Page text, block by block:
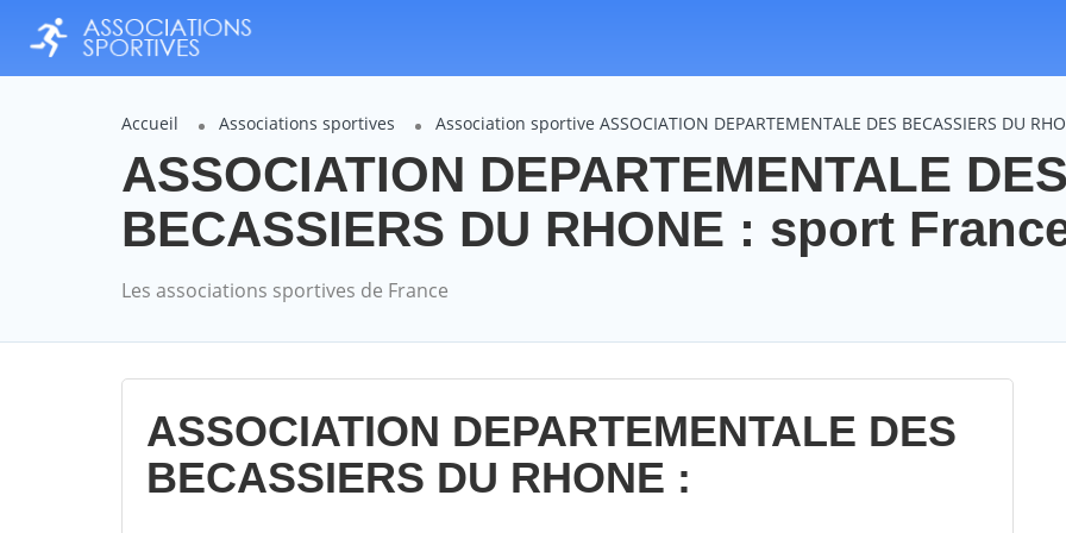
Accueil Associations sportives Association sportive ASSOCIATION DEPARTEMENTALE DES BECASSIERS DU
ASSOCIATION DEPARTEMENTALE DES
BECASSIERS DU RHONE : sport
Les associations sportives de France
ASSOCIATION DEPARTEMENTALE DES
BECASSIERS DU RHONE :